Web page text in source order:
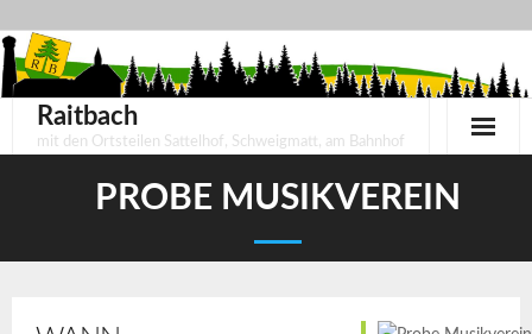
Skip
to
contentRaitbach
mit den Ortsteilen Sattelhof, Schweigmatt, am Bahnhof
PROBE MUSIKVEREIN